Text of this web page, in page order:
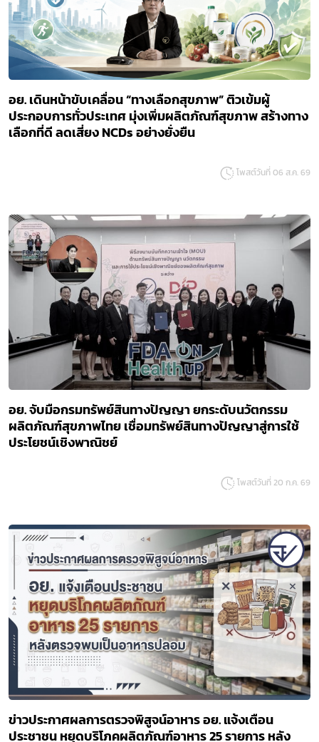
อย. เดินหน้าขับเคลื่อน “ทางเลือกสุขภาพ” ติวเข้มผู้
ประกอบการทั่วประเทศ มุ่งเพิ่มผลิตภัณฑ์สุขภาพ สร้างทาง
เลือกที่ดี ลดเสี่ยง NCDs อย่างยั่งยืน
โพสต์วันที่ 06 ส.ค. 69
อย. จับมือกรมทรัพย์สินทางปัญญา ยกระดับนวัตกรรม
ผลิตภัณฑ์สุขภาพไทย เชื่อมทรัพย์สินทางปัญญาสู่การใช้
ประโยชน์เชิงพาณิชย์
โพสต์วันที่ 20 ก.ค. 69
ข่าวประกาศผลการตรวจพิสูจน์อาหาร อย. แจ้งเตือน
ประชาชน หยุดบริโภคผลิตภัณฑ์อาหาร 25 รายการ หลัง